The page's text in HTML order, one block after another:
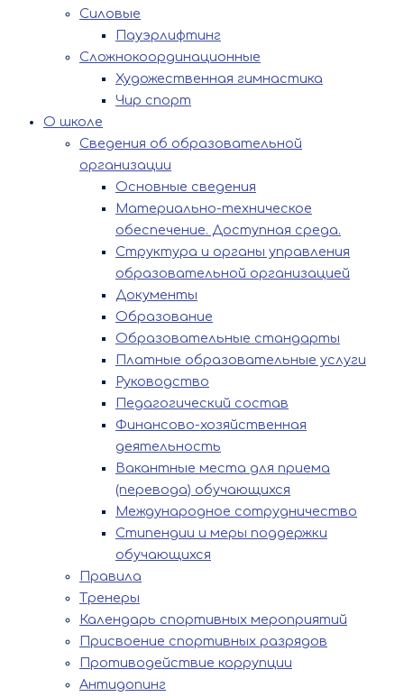
Силовые
Пауэрлифтинг
Сложнокоординационные
Художественная гимнастика
Чир спорт
О школе
Сведения об образовательной
организации
Основные сведения
Материально-техническое
обеспечение. Доступная среда.
Структура и органы управления
образовательной организацией
Документы
Образование
Образовательные стандарты
Платные образовательные услуги
Руководство
Педагогический состав
Финансово-хозяйственная
деятельность
Вакантные места для приема
(перевода) обучающихся
Международное сотрудничество
Стипендии и меры поддержки
обучающихся
Правила
Тренеры
Календарь спортивных мероприятий
Присвоение спортивных разрядов
Противодействие коррупции
Антидопинг